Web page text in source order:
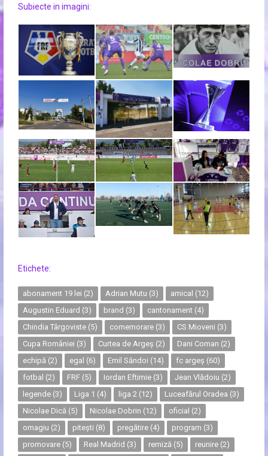
Subiecte in imagini:
Etichete:
abonament 19 lei (2) Adrian Mutu (3) amical (12)
Augustin Eduard (3) brand (3) cantonament(4)
Chindia Târgoviste(5) comemorare(3) CS Mioveni (3)
Cupa României (3) Curtea de Argeș (2) Dani Coman (2)
echipă(2) egal (6) Emil Săndoi (14) fc argeș (60)
fotbal (2) FRF(5) Iordan Eftimie(3) Jean Vlădoiu (2)
legende(3) Liga 1 (4) liga 2(12) Luceafărul Oradea (3)
Nicolae Dică(5) Nicolae Dobrin (12) oficial (2)
omagiu (2) pitești (8) pregătire(4) program (3)
promovare(5) Real Madrid (3) remiză(5) reunire(2)